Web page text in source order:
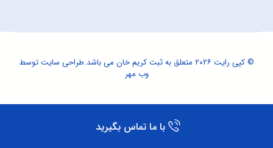
© کپی رایت ۲۰۲۶ متعلق به ثبت کریم خان می باشد. طراحی سایتتوسط
وب مهر
با ما تماس بگیرید